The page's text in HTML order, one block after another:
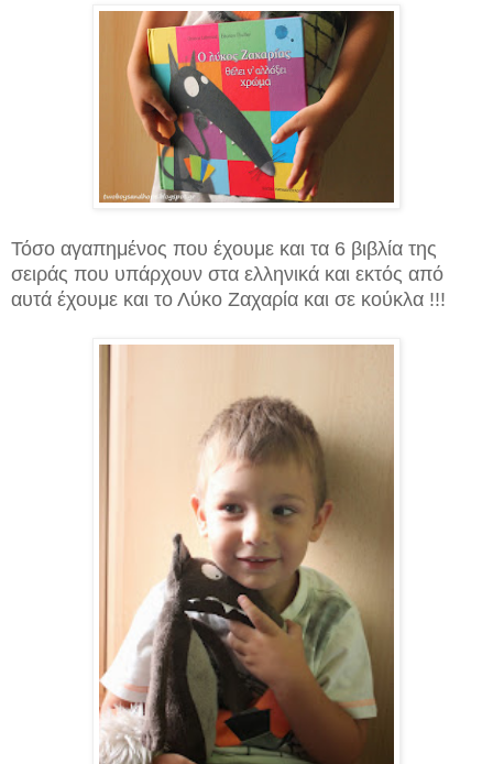
Τόσο αγαπημένος που έχουμε και τα 6 βιβλία της
σειράς που υπάρχουν στα ελληνικά και εκτός από
αυτά έχουμε και το Λύκο Ζαχαρία και σε κούκλα !!!